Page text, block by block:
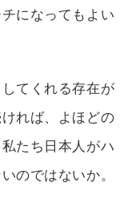
になってもよい
てくれる存在が
れば、よほどの
たち日本人がハ
のではないか。